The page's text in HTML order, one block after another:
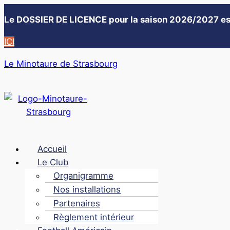
Le DOSSIER DE LICENCE pour la saison 2026/2027
ICI
Le Minotaure de Strasbourg
Menu
Accueil
Le Club
Organigramme
Nos installations
Partenaires
Règlement intérieur